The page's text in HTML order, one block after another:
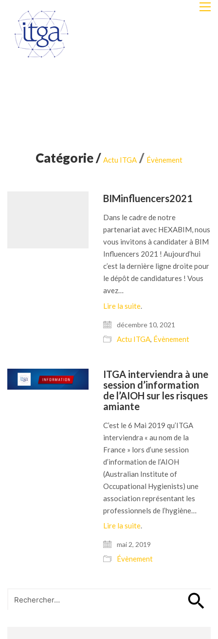
Catégorie / Actu ITGA / Évènement
BIMinfluencers2021
Dans le cadre de notre
partenariat avec HEXABIM, nous
vous invitons à candidater à BIM
Influencers 2021 ! Aujourd’hui
c’est la dernière ligne droite pour
le dépôt de candidatures ! Vous
avez…
Lire la suite
décembre 10, 2021
Actu ITGA, Évènement
ITGA interviendra à une
session d’information
de l’AIOH sur les risques
amiante
C’est le 6 Mai 2019 qu’ITGA
interviendra « au nom de la
France » lors d’une session
d’information de l’AIOH
(Australian Institute of
Occupational Hygienists) une
association représentant les
professionnels de l’hygiène…
Lire la suite.
mai 2, 2019
Évènement
for: